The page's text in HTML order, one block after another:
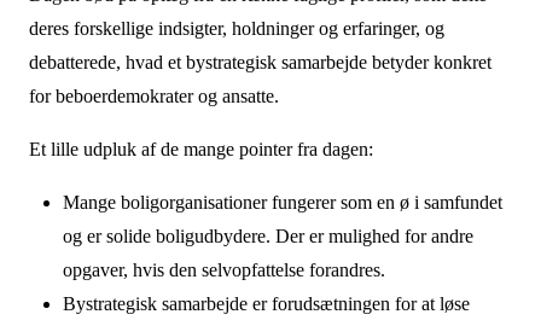
deres forskellige indsigter, holdninger og erfaringer, og
debatterede, hvad et bystrategisk samarbejde betyder konkret
for beboerdemokrater og ansatte.
Et lille udpluk af de mange pointer fra dagen:
Mange boligorganisationer fungerer som en ø i samfundet
og er solide boligudbydere. Der er mulighed for andre
opgaver, hvis den selvopfattelse forandres.
Bystrategisk samarbejde er forudsætningen for at løse